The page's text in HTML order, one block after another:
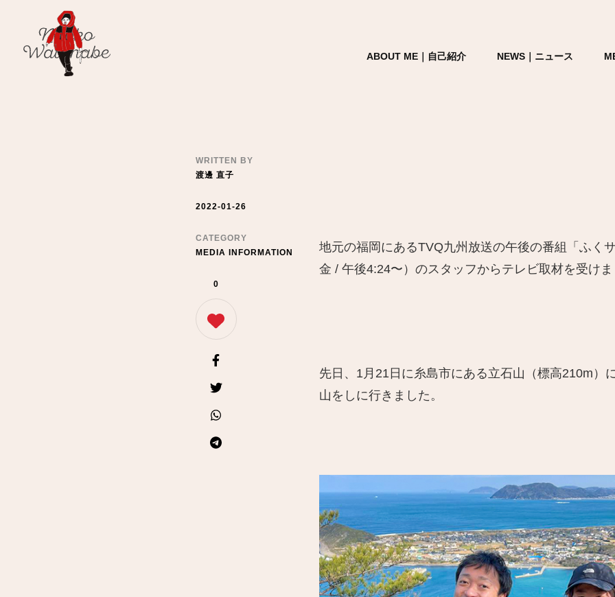
ABOUT ME｜自己紹介 NEWS｜ニュース
WRITTEN BY
渡邊 直子
2022-01-26
CATEGORY
MEDIA INFORMATION
0
地元の福岡にあるTVQ九州放送の午後の番組「ふく
金 / 午後4:24〜）のスタッフからテレビ取材を受け
先日、1月21日に糸島市にある立石山（標高210m）
山をしに行きました。